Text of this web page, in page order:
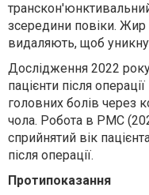
зсередини повіки. Жир
видаляють, щоб
Дослідження 2022
пацієнти після
головних болів через
чола. Робота в PMC
сприйнятий вік
після операції.
Протипоказання